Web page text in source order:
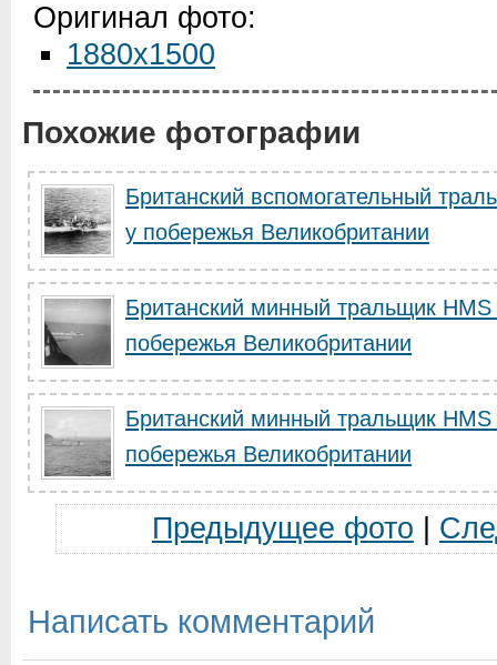
Оригинал фото:
1880x1500
Похожие фотографии
Британский вспомогательный
у побережья Великобритании
Британский минный тральщик
побережья Великобритании
Британский минный тральщик
побережья Великобритании
Предыдущее фото
Написать комментарий